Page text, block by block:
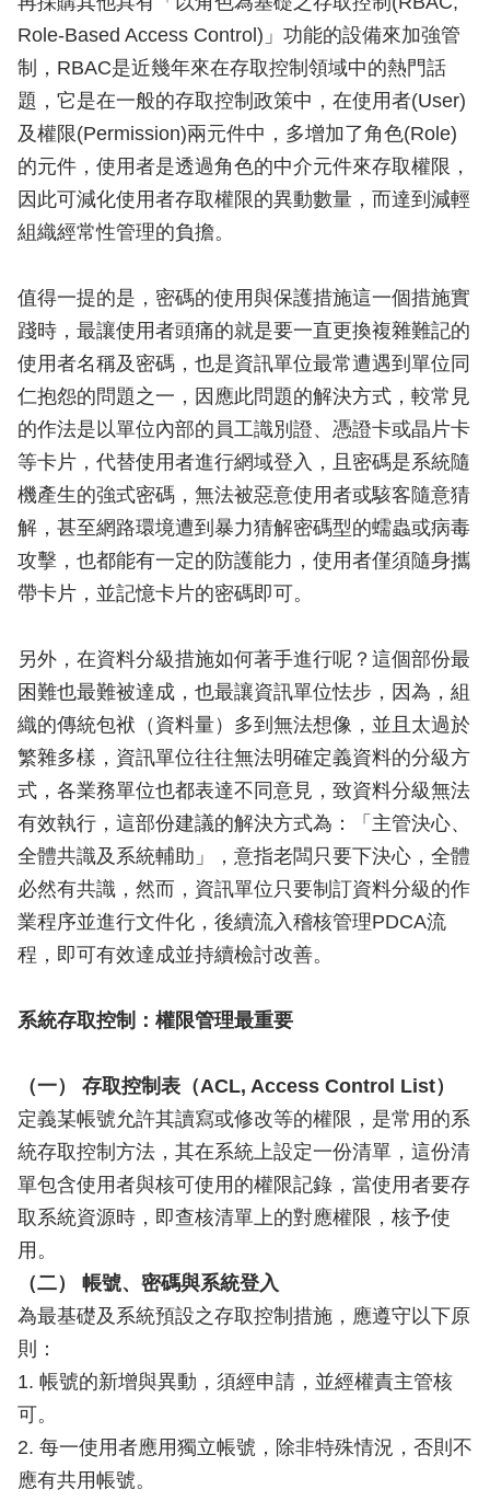
Role-Based Access Control)」功能的設備來加強管
制，RBAC是近幾年來在存取控制領域中的熱門話
題，它是在一般的存取控制政策中，在使用者(User)
及權限(Permission)兩元件中，多增加了角色(Role)
的元件，使用者是透過角色的中介元件來存取權限，
因此可減化使用者存取權限的異動數量，而達到減輕
組織經常性管理的負擔。
值得一提的是，密碼的使用與保護措施這一個措施實
踐時，最讓使用者頭痛的就是要一直更換複雜難記的
使用者名稱及密碼，也是資訊單位最常遭遇到單位同
仁抱怨的問題之一，因應此問題的解決方式，較常見
的作法是以單位內部的員工識別證、憑證卡或晶片卡
等卡片，代替使用者進行網域登入，且密碼是系統隨
機產生的強式密碼，無法被惡意使用者或駭客隨意猜
解，甚至網路環境遭到暴力猜解密碼型的蠕蟲或病毒
攻擊，也都能有一定的防護能力，使用者僅須隨身攜
帶卡片，並記憶卡片的密碼即可。
另外，在資料分級措施如何著手進行呢？這個部份最
困難也最難被達成，也最讓資訊單位怯步，因為，組
織的傳統包袱（資料量）多到無法想像，並且太過於
繁雜多樣，資訊單位往往無法明確定義資料的分級方
式，各業務單位也都表達不同意見，致資料分級無法
有效執行，這部份建議的解決方式為：「主管決心、
全體共識及系統輔助」，意指老闆只要下決心，全體
必然有共識，然而，資訊單位只要制訂資料分級的作
業程序並進行文件化，後續流入稽核管理PDCA流
程，即可有效達成並持續檢討改善。
系統存取控制：權限管理最重要
（一） 存取控制表（ACL, Access Control List）
定義某帳號允許其讀寫或修改等的權限，是常用的系
統存取控制方法，其在系統上設定一份清單，這份清
單包含使用者與核可使用的權限記錄，當使用者要存
取系統資源時，即查核清單上的對應權限，核予使
用。
（二） 帳號、密碼與系統登入
為最基礎及系統預設之存取控制措施，應遵守以下原
則：
1. 帳號的新增與異動，須經申請，並經權責主管核
可。
2. 每一使用者應用獨立帳號，除非特殊情況，否則不
應有共用帳號。